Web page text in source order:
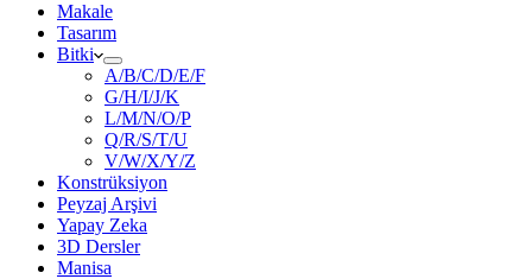
Makale
Tasarım
Bitki
A/B/C/D/E/F
G/H/I/J/K
L/M/N/O/P
Q/R/S/T/U
V/W/X/Y/Z
Konstrüksiyon
Peyzaj Arşivi
Yapay Zeka
3D Dersler
Manisa